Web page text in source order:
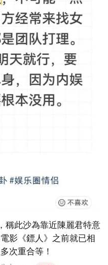
稱此沙為靠近陳麗君特意
影《鏢人》之前就已相
次重合等！